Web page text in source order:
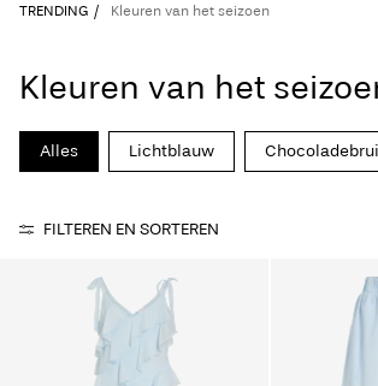
ROUGE EDIT
Inloggen
vragen?
Nederland
TRENDING Kleuren van het seizoen
Kleuren van het
Alles Lichtblauw
FILTEREN EN SORTEREN